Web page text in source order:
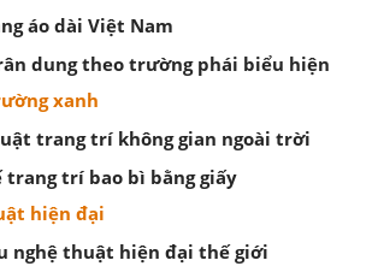
áo dài Việt Nam
dung theo trường phái biểu hiện
xanh
trang trí không gian ngoài trời
trang trí bao bì bằng giấy
hiện đại
nghệ thuật hiện đại thế giới